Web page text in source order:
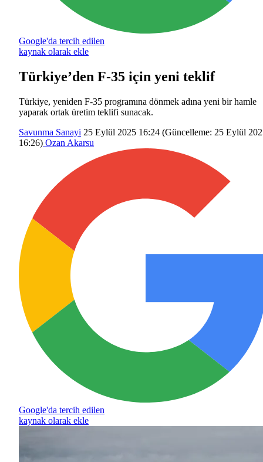
Google'da tercih edilen
kaynak olarak ekle
Türkiye’den F-35 için yeni teklif
Türkiye, yeniden F-35 programına dönmek adına yeni bir hamle
yaparak ortak üretim teklifi sunacak.
Savunma Sanayi 25 Eylül 2025 16:24 (Güncelleme: 25 Eylül
16:26) Ozan Akarsu
Google'da tercih edilen
kaynak olarak ekle